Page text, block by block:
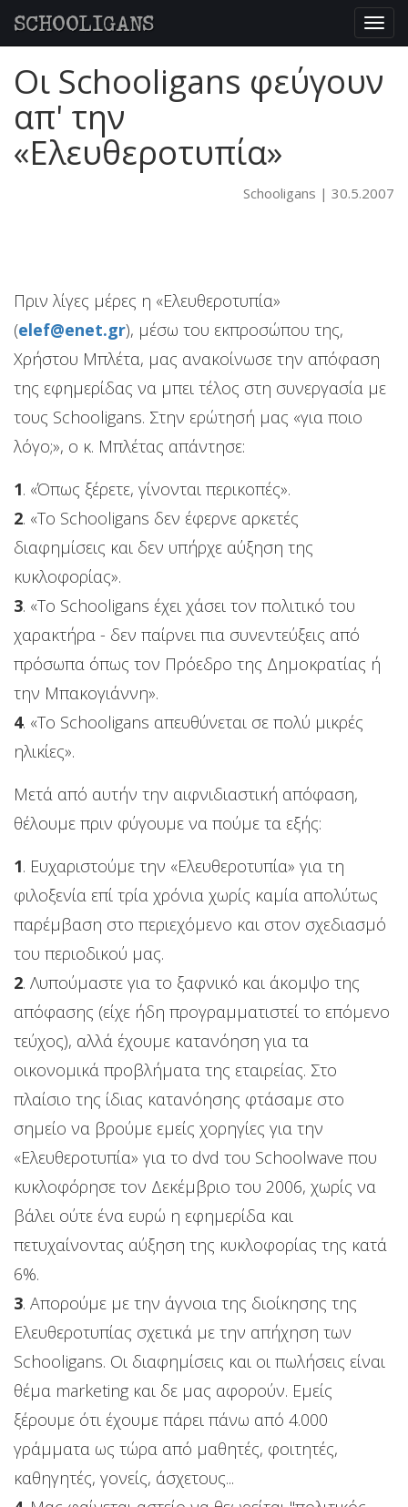
SCHOOLIGANS
Οι Schooligans φεύγουν
απ' την
«Ελευθεροτυπία»
Schooligans 30.5.2007
Πριν λίγες μέρες η «Ελευθεροτυπία»
(elef@enet.gr), μέσω του εκπροσώπου της,
Χρήστου Μπλέτα, μας ανακοίνωσε την απόφαση
της εφημερίδας να μπει τέλος στη συνεργασία με
τους Schooligans. Στην ερώτησή μας «για ποιο
λόγο;», ο κ. Μπλέτας απάντησε:
1. «Όπως ξέρετε, γίνονται περικοπές».
2. «Το Schooligans δεν έφερνε αρκετές
διαφημίσεις και δεν υπήρχε αύξηση της
κυκλοφορίας».
3. «Το Schooligans έχει χάσει τον πολιτικό του
χαρακτήρα - δεν παίρνει πια συνεντεύξεις από
πρόσωπα όπως τον Πρόεδρο της Δημοκρατίας ή
την Μπακογιάννη».
4. «Το Schooligans απευθύνεται σε πολύ μικρές
ηλικίες».
Μετά από αυτήν την αιφνιδιαστική απόφαση,
θέλουμε πριν φύγουμε να πούμε τα εξής:
1. Ευχαριστούμε την «Ελευθεροτυπία» για τη
φιλοξενία επί τρία χρόνια χωρίς καμία απολύτως
παρέμβαση στο περιεχόμενο και στον σχεδιασμό
του περιοδικού μας.
2. Λυπούμαστε για το ξαφνικό και άκομψο της
απόφασης (είχε ήδη προγραμματιστεί το επόμενο
τεύχος), αλλά έχουμε κατανόηση για τα
οικονομικά προβλήματα της εταιρείας. Στο
πλαίσιο της ίδιας κατανόησης φτάσαμε στο
σημείο να βρούμε εμείς χορηγίες για την
«Ελευθεροτυπία» για το dvd του Schoolwave που
κυκλοφόρησε τον Δεκέμβριο του 2006, χωρίς να
βάλει ούτε ένα ευρώ η εφημερίδα και
πετυχαίνοντας αύξηση της κυκλοφορίας της κατά
6%.
3. Απορούμε με την άγνοια της διοίκησης της
Ελευθεροτυπίας σχετικά με την απήχηση των
Schooligans. Οι διαφημίσεις και οι πωλήσεις είναι
θέμα marketing και δε μας αφορούν. Εμείς
ξέρουμε ότι έχουμε πάρει πάνω από 4.000
γράμματα ως τώρα από μαθητές, φοιτητές,
καθηγητές, γονείς, άσχετους...